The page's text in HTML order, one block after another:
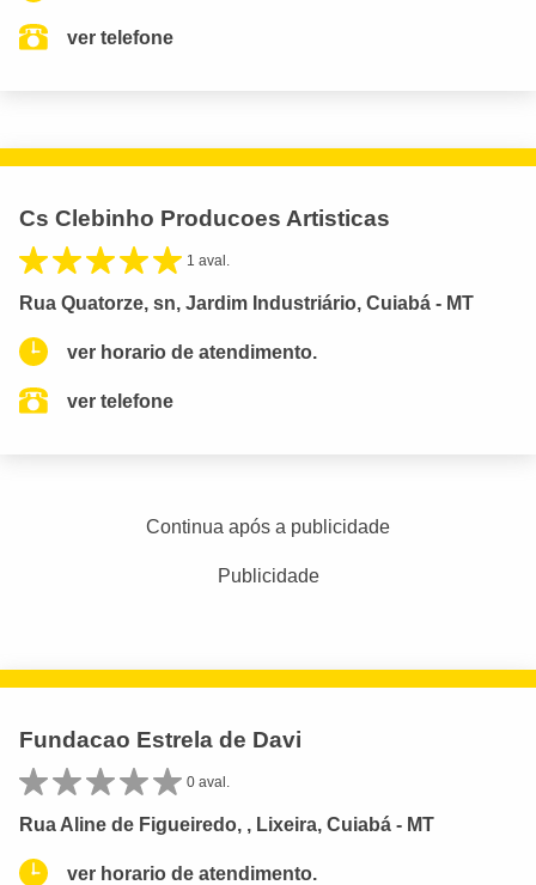
ver telefone
Cs Clebinho Producoes Artisticas
1 aval.
Rua Quatorze, sn, Jardim Industriário, Cuiabá - MT
ver horario de atendimento.
ver telefone
Continua após a publicidade
Publicidade
Fundacao Estrela de Davi
0 aval.
Rua Aline de Figueiredo, , Lixeira, Cuiabá - MT
ver horario de atendimento.